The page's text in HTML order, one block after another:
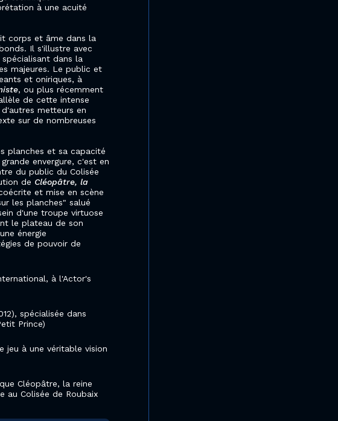
à une acuité
corps et âme dans la
Il s'illustre avec
dans la
majeures. Le public et
et oniriques, à
, ou plus récemment
de cette intense
metteurs en
sur de nombreuses
planches et sa capacité
envergure, c'est en
du public du Colisée
de Cléopâtre, la
et mise en scène
les planches" salué
d'une troupe virtuose
le plateau de son
énergie
de pouvoir de
à l'Actor's
spécialisée dans
Prince)
jeu à une véritable vision
Cléopâtre, la reine
au Colisée de Roubaix